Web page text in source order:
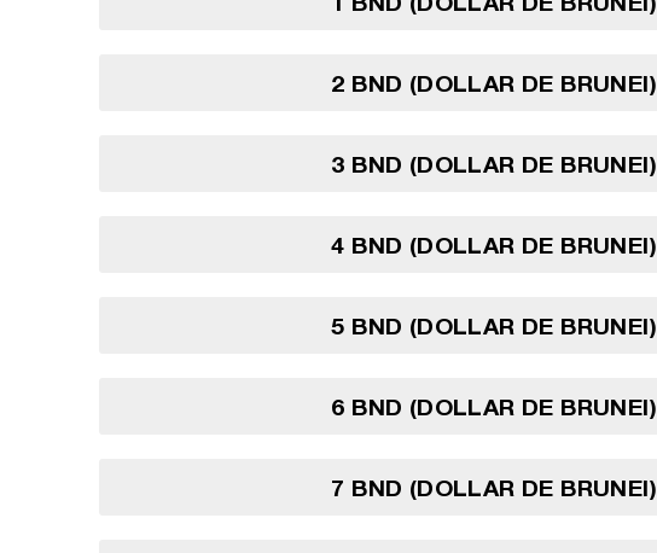
2 BND (DOLLAR DE BRUNEI)
3 BND (DOLLAR DE BRUNEI)
4 BND (DOLLAR DE BRUNEI)
5 BND (DOLLAR DE BRUNEI)
6 BND (DOLLAR DE BRUNEI)
7 BND (DOLLAR DE BRUNEI)